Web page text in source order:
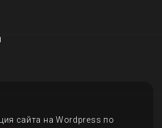
сайта на Wordpress по